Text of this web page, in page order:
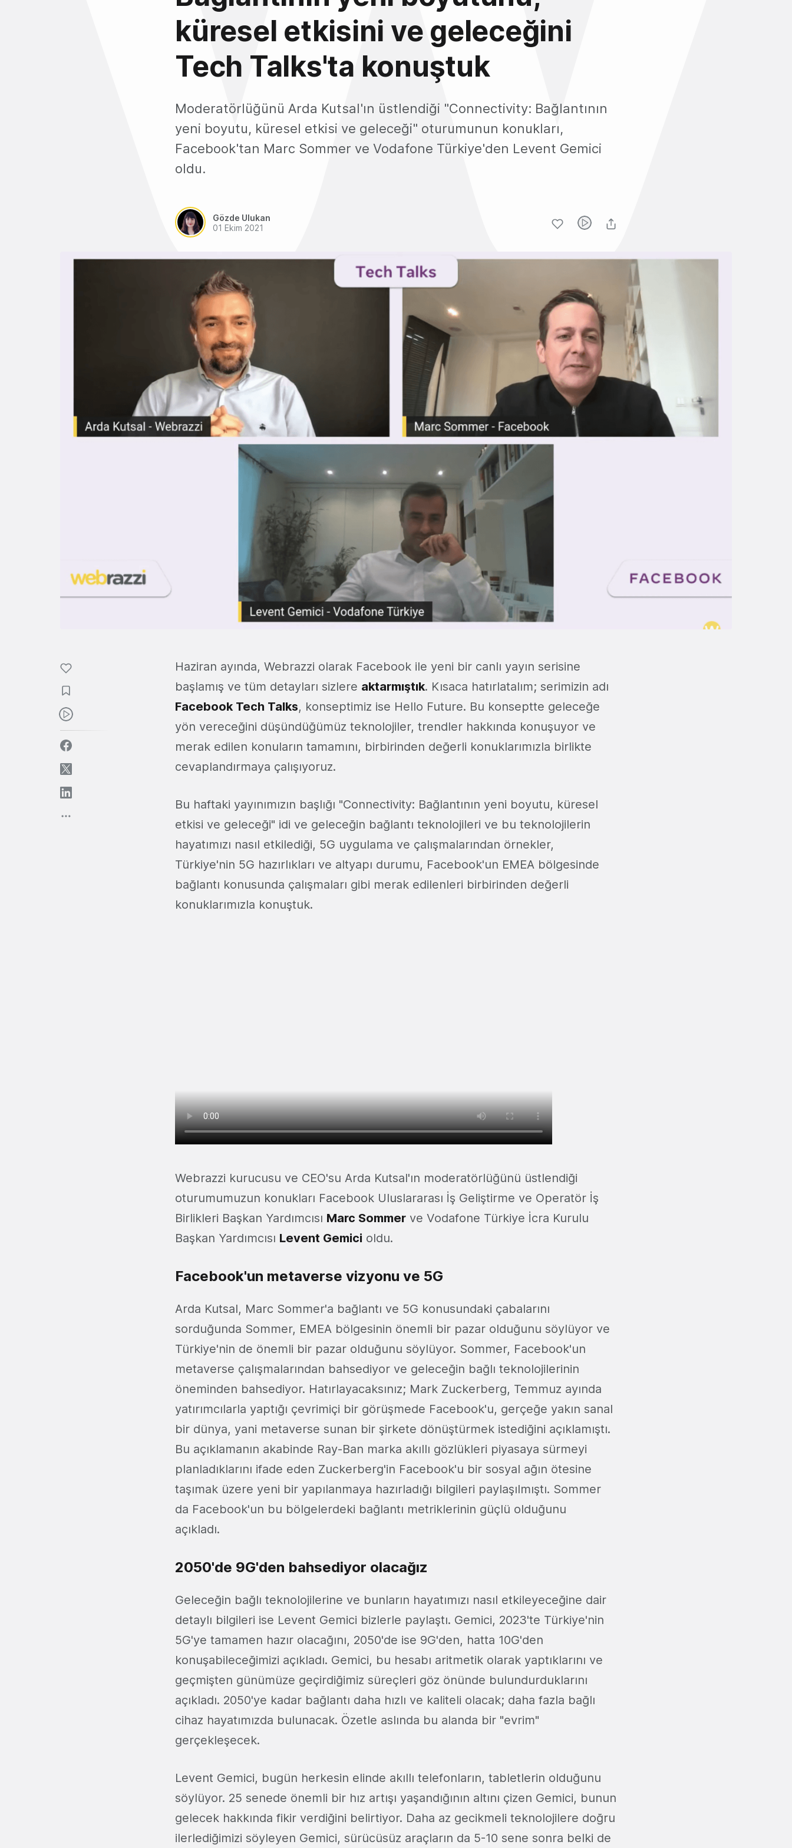
küresel etkisini ve geleceğini
Tech Talks'ta konuştuk
Moderatörlüğünü Arda Kutsal'ın üstlendiği "Connectivity: Bağlantının
yeni boyutu, küresel etkisi ve geleceği" oturumunun konukları,
Facebook'tan Marc Sommer ve Vodafone Türkiye'den Levent Gemici
oldu.
Gözde Ulukan
01 Ekim 2021
Haziran ayında, Webrazzi olarak Facebook ile yeni bir canlı yayın serisine
başlamış ve tüm detayları sizlere aktarmıştık. Kısaca hatırlatalım; serimizin adı
Facebook Tech Talks, konseptimiz ise Hello Future. Bu konseptte geleceğe
yön vereceğini düşündüğümüz teknolojiler, trendler hakkında konuşuyor ve
merak edilen konuların tamamını, birbirinden değerli konuklarımızla birlikte
cevaplandırmaya çalışıyoruz.
Bu haftaki yayınımızın başlığı "Connectivity: Bağlantının yeni boyutu, küresel
etkisi ve geleceği" idi ve geleceğin bağlantı teknolojileri ve bu teknolojilerin
hayatımızı nasıl etkilediği, 5G uygulama ve çalışmalarından örnekler,
Türkiye'nin 5G hazırlıkları ve altyapı durumu, Facebook'un EMEA bölgesinde
bağlantı konusunda çalışmaları gibi merak edilenleri birbirinden değerli
konuklarımızla konuştuk.
Webrazzi kurucusu ve CEO'su Arda Kutsal'ın moderatörlüğünü üstlendiği
oturumumuzun konukları Facebook Uluslararası İş Geliştirme ve Operatör İş
Birlikleri Başkan Yardımcısı Marc Sommer ve Vodafone Türkiye İcra Kurulu
Başkan Yardımcısı Levent Gemici oldu.
Facebook'un metaverse vizyonu ve 5G
Arda Kutsal, Marc Sommer'a bağlantı ve 5G konusundaki çabalarını
sorduğunda Sommer, EMEA bölgesinin önemli bir pazar olduğunu söylüyor ve
Türkiye'nin de önemli bir pazar olduğunu söylüyor. Sommer, Facebook'un
metaverse çalışmalarından bahsediyor ve geleceğin bağlı teknolojilerinin
öneminden bahsediyor. Hatırlayacaksınız; Mark Zuckerberg, Temmuz ayında
yatırımcılarla yaptığı çevrimiçi bir görüşmede Facebook'u, gerçeğe yakın sanal
bir dünya, yani metaverse sunan bir şirkete dönüştürmek istediğini açıklamıştı.
Bu açıklamanın akabinde Ray-Ban marka akıllı gözlükleri piyasaya sürmeyi
planladıklarını ifade eden Zuckerberg'in Facebook'u bir sosyal ağın ötesine
taşımak üzere yeni bir yapılanmaya hazırladığı bilgileri paylaşılmıştı. Sommer
da Facebook'un bu bölgelerdeki bağlantı metriklerinin güçlü olduğunu
açıkladı.
2050'de 9G'den bahsediyor olacağız
Geleceğin bağlı teknolojilerine ve bunların hayatımızı nasıl etkileyeceğine dair
detaylı bilgileri ise Levent Gemici bizlerle paylaştı. Gemici, 2023'te Türkiye'nin
5G'ye tamamen hazır olacağını, 2050'de ise 9G'den, hatta 10G'den
konuşabileceğimizi açıkladı. Gemici, bu hesabı aritmetik olarak yaptıklarını ve
geçmişten günümüze geçirdiğimiz süreçleri göz önünde bulundurduklarını
açıkladı. 2050'ye kadar bağlantı daha hızlı ve kaliteli olacak; daha fazla bağlı
cihaz hayatımızda bulunacak. Özetle aslında bu alanda bir "evrim"
gerçekleşecek.
Levent Gemici, bugün herkesin elinde akıllı telefonların, tabletlerin olduğunu
söylüyor. 25 senede önemli bir hız artışı yaşandığının altını çizen Gemici, bunun
gelecek hakkında fikir verdiğini belirtiyor. Daha az gecikmeli teknolojilere doğru
ilerlediğimizi söyleyen Gemici, sürücüsüz araçların da 5-10 sene sonra belki de